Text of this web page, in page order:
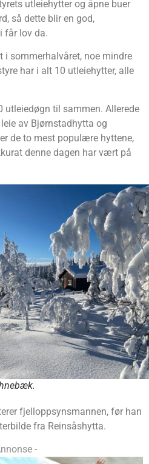
utleiehytter og åpne buer
så dette blir en god,
får lov da.
i sommerhalvåret, noe mindre
har i alt 10 utleiehytter, alle
utleiedøgn til sammen. Allerede
av Bjørnstadhytta og
de to mest populære hyttene,
denne dagen har vært på
fjelloppsynsmannen, før han
fra Reinsåshytta.
-